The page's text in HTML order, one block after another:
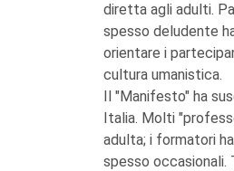
diretta agli adulti.
spesso deludente
orientare i
cultura umanistica.
Il "Manifesto" ha
Italia. Molti
adulta; i formatori
spesso